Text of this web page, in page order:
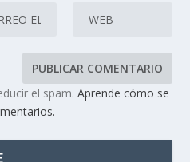
el spam.Aprende cómo se